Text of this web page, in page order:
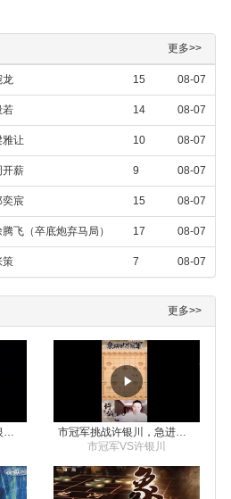
更多>>
龙 15 08-07
若 14 08-07
雅让 10 08-07
开薪 9 08-07
奕宸 15 08-07
飞（卒底炮弃马局） 17 08-07
策 7 08-07
更多>>
市冠军VS许银川